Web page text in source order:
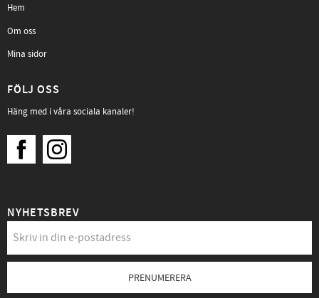
Hem
Om oss
Mina sidor
FÖLJ OSS
Häng med i våra sociala kanaler!
NYHETSBREV
PRENUMERERA